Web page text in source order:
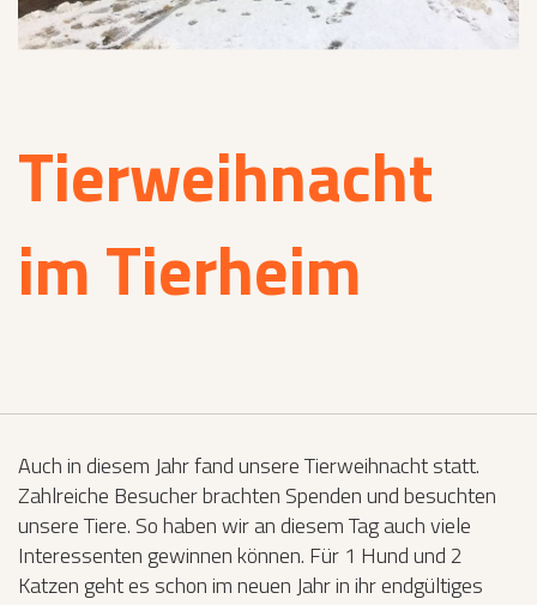
Tierweihnacht
im Tierheim
Auch in diesem Jahr fand unsere Tierweihnacht statt.
Zahlreiche Besucher brachten Spenden und besuchten
unsere Tiere. So haben wir an diesem Tag auch viele
Interessenten gewinnen können. Für 1 Hund und 2
Katzen geht es schon im neuen Jahr in ihr endgültiges